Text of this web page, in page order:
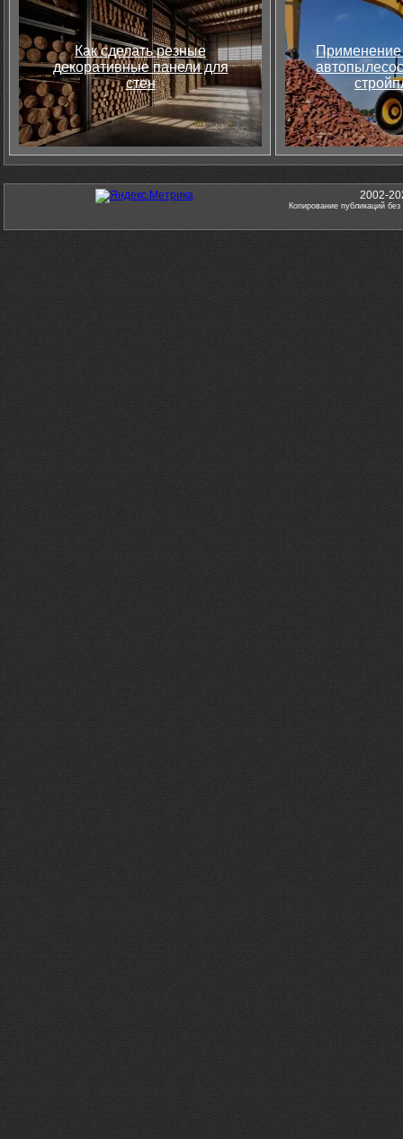
Как сделать резные
декоративные панели для
стен
Применение
2002-
Копирование публикаций